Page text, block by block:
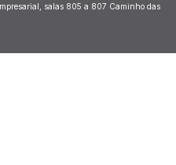
salas 805 a 807 Caminho das